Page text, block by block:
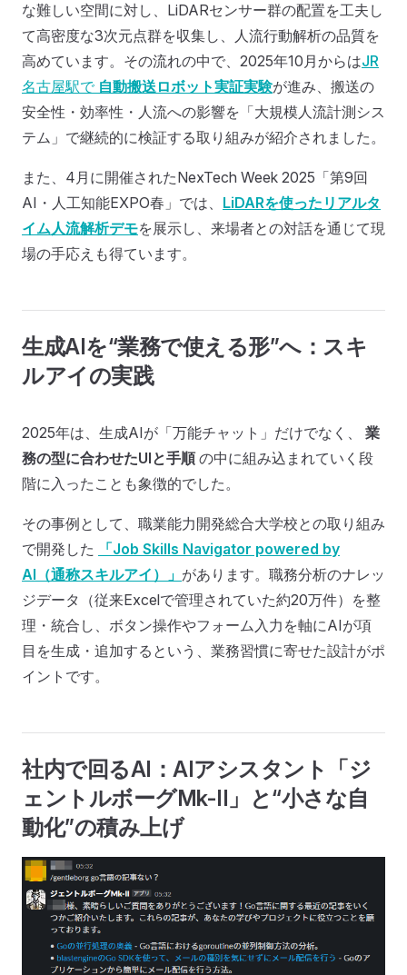
な難しい空間に対し、LiDARセンサー群の配置を工夫し
て高密度な3次元点群を収集し、人流行動解析の品質を
高めています。その流れの中で、2025年10月からはJR
名古屋駅で 自動搬送ロボット実証実験が進み、搬送の
安全性・効率性・人流への影響を「大規模人流計測シス
テム」で継続的に検証する取り組みが紹介されました。
また、4月に開催されたNexTech Week 2025「第9回
AI・人工知能EXPO春」では、 LiDARを使ったリアルタ
イム人流解析デモを展示し、来場者との対話を通じて現
場の手応えも得ています。
生成AIを“業務で使える形”へ：スキ
ルアイの実践
2025年は、生成AIが「万能チャット」だけでなく、 業
務の型に合わせたUIと手順の中に組み込まれていく段
階に入ったことも象徴的でした。
その事例として、職業能力開発総合大学校との取り組み
で開発した
「Job Skills Navigator powered by
AI（通称スキルアイ）」 があります。職務分析のナレッ
ジデータ（従来Excelで管理されていた約20万件）を整
理・統合し、ボタン操作やフォーム入力を軸にAIが項
目を生成・追加するという、業務習慣に寄せた設計がポ
イントです。
社内で回るAI：AIアシスタント「ジ
ェントルボーグMk-II」と“小さな自
動化”の積み上げ